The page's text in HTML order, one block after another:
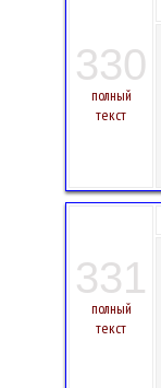
330
полный
текст
331
полный
текст